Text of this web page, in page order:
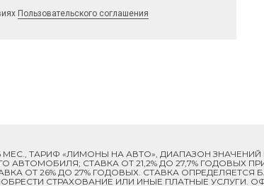
Пользовательского соглашения
МЕС., ТАРИФ «ЛИМОНЫ НА АВТО», ДИАПАЗОН
АВТОМОБИЛЯ; СТАВКА ОТ 21,2% ДО 27,7%
ОТ 26% ДО 27% ГОДОВЫХ. СТАВКА
СТРАХОВАНИЕ ИЛИ ИНЫЕ ПЛАТНЫЕ УСЛУГИ.